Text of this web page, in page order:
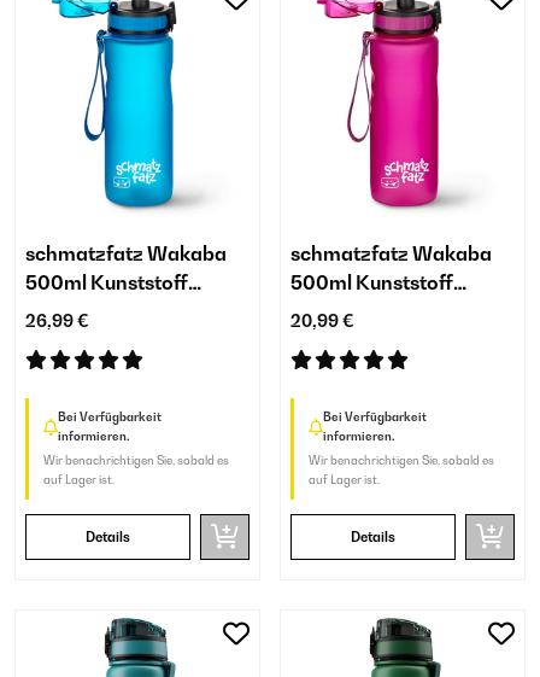
schmatzfatz Wakaba
500ml Kunststoff
Trinkflasche Kinder
26,99 €
Bei Verfügbarkeit
informieren.
Wir benachrichtigen Sie, sobald es
auf Lager ist.
Details
schmatzfatz Wakaba
500ml Kunststoff
Trinkflasche Kinder Lila
20,99 €
Bei Verfügbarkeit
informieren.
Wir benachrichtigen Sie, sobald es
auf Lager ist.
Details